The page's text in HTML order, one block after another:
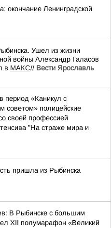
окончание Ленинградской
Ушел из жизни
войны Александр Галасов
в МАКС// Вести Ярославль
период «Каникул с
советом» полицейские
своей профессией
"На страже мира и
пришла из Рыбинска
В Рыбинске с большим
XII полумарафон «Великий